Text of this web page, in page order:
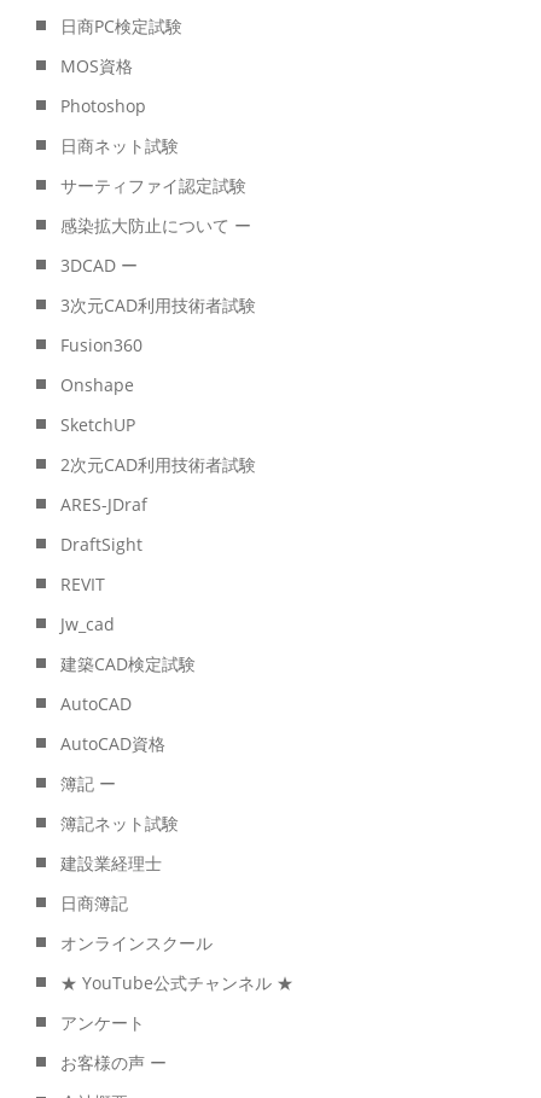
日商PC検定試験
MOS資格
Photoshop
日商ネット試験
サーティファイ認定試験
感染拡大防止について ー
3DCAD ー
3次元CAD利用技術者試験
Fusion360
Onshape
SketchUP
2次元CAD利用技術者試験
ARES-JDraf
DraftSight
REVIT
Jw_cad
建築CAD検定試験
AutoCAD
AutoCAD資格
簿記 ー
簿記ネット試験
建設業経理士
日商簿記
オンラインスクール
★ YouTube公式チャンネル ★
アンケート
お客様の声 ー